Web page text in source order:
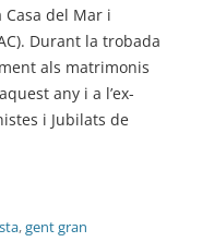
Casa del Mar i
Durant la trobada
als matrimonis
any i a l’ex-
i Jubilats de
,gent gran